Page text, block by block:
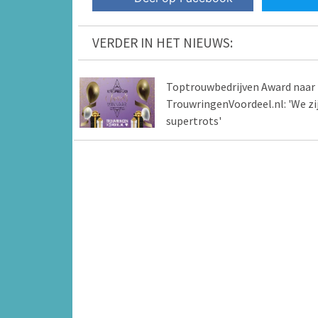
VERDER IN HET NIEUWS:
Toptrouwbedrijven Award naar
TrouwringenVoordeel.nl: 'We
supertrots'